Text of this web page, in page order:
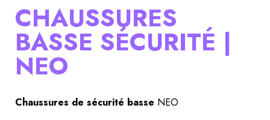
CHAUSSURES
BASSE SÉCURITÉ |
NEO
Chaussures de sécurité basse NEO